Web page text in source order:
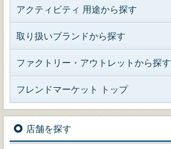
アクティビティ 用途から探す
取り扱いブランドから探す
ファクトリー・アウトレットから探す
フレンドマーケット トップ
店舗を探す